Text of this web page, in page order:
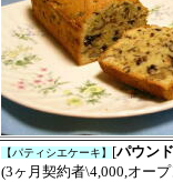
【パティシエケーキ】 [パウン
(3ヶ月契約者\4,000,オー